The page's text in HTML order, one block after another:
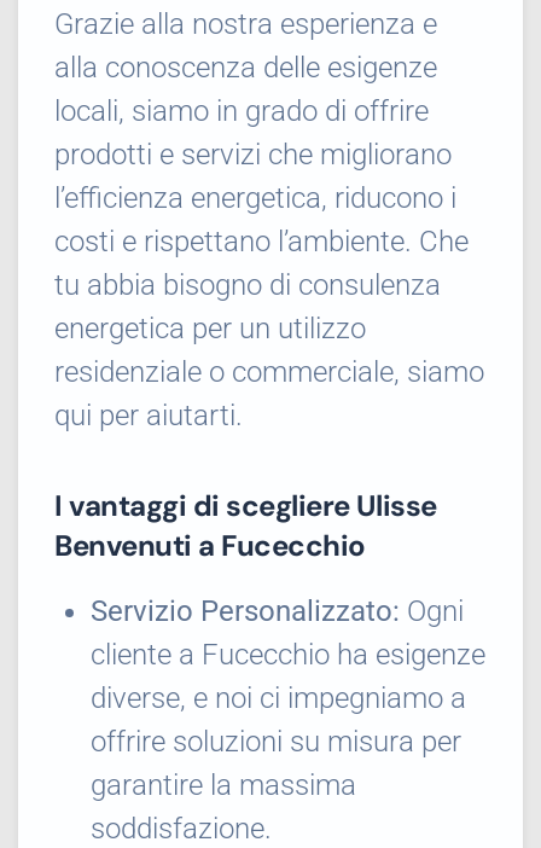
Grazie alla nostra esperienza e
alla conoscenza delle esigenze
locali, siamo in grado di offrire
prodotti e servizi che migliorano
l’efficienza energetica, riducono i
costi e rispettano l’ambiente. Che
tu abbia bisogno di consulenza
energetica per un utilizzo
residenziale o commerciale, siamo
qui per aiutarti.
I vantaggi di scegliere Ulisse
Benvenuti a Fucecchio
Servizio Personalizzato: Ogni
cliente a Fucecchio ha esigenze
diverse, e noi ci impegniamo a
offrire soluzioni su misura per
garantire la massima
soddisfazione.